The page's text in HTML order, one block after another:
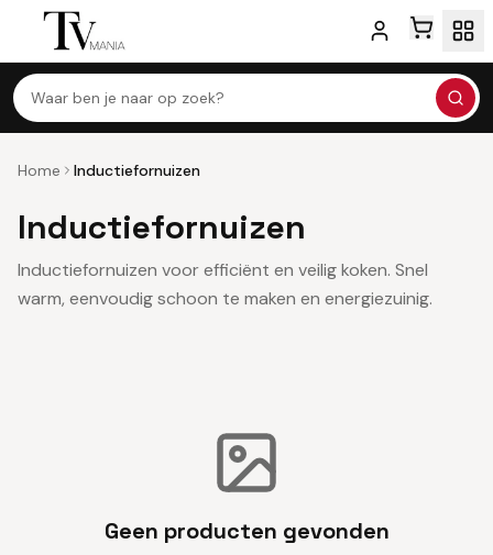
Waar ben je naar op zoek?
Home Inductiefornuizen
Inductiefornuizen
Inductiefornuizen voor efficiënt en veilig koken. Snel
warm, eenvoudig schoon te maken en energiezuinig.
Geen producten gevonden